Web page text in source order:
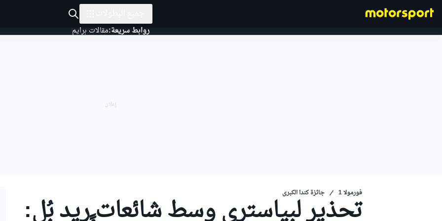
روابط سريعة:مقالات برايم
فورمولا 1 جائزة كندا الكبرى
تحذير لبياستري وسط شائعات ريد بُل: